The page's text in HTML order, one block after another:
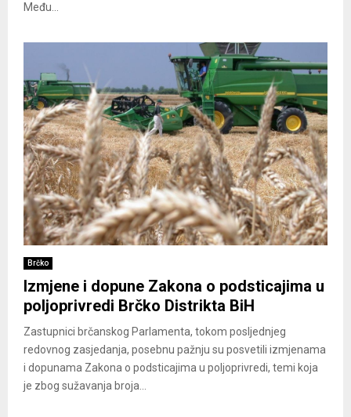
Među...
Brčko
Izmjene i dopune Zakona o podsticajima u
poljoprivredi Brčko Distrikta BiH
Zastupnici brčanskog Parlamenta, tokom posljednjeg
redovnog zasjedanja, posebnu pažnju su posvetili izmjenama
i dopunama Zakona o podsticajima u poljoprivredi, temi koja
je zbog sužavanja broja...